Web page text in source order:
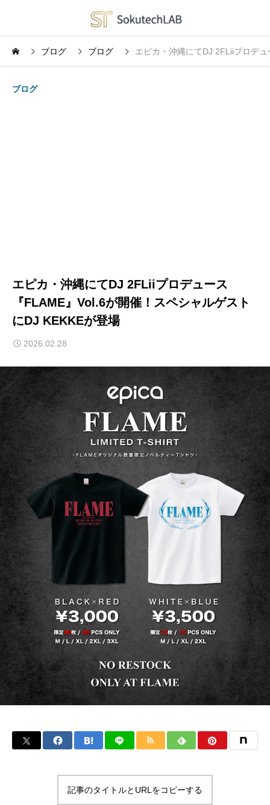
ブログ ブログ エピカ・沖縄にてDJ 2FLiiプロデ
ブログ
エピカ・沖縄にてDJ 2FLiiプロデュース
『FLAME』Vol.6が開催！スペシャルゲスト
にDJ KEKKEが登場
2026.02.28
記事のタイトルとURLをコピーする